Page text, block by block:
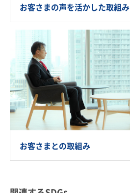
お客さまの声を活かした取組み
お客さまとの取組み